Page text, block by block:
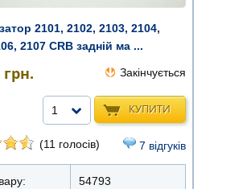
2101, 2102, 2103, 2104,
2107 CRB задній ма ...
грн. Закінчується
КУПИТИ
1
(11 голосів) 7 відгуків
54793